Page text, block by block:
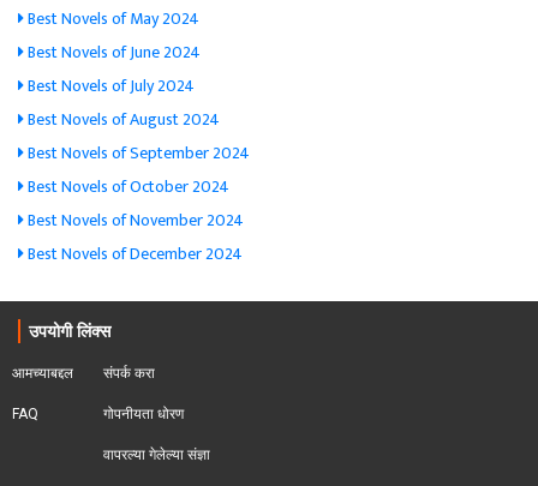
Best Novels of May 2024
Best Novels of June 2024
Best Novels of July 2024
Best Novels of August 2024
Best Novels of September 2024
Best Novels of October 2024
Best Novels of November 2024
Best Novels of December 2024
उपयोगी लिंक्स
आमच्याबद्दल
FAQ
संपर्क करा
गोपनीयता धोरण
वापरल्या गेलेल्या संज्ञा